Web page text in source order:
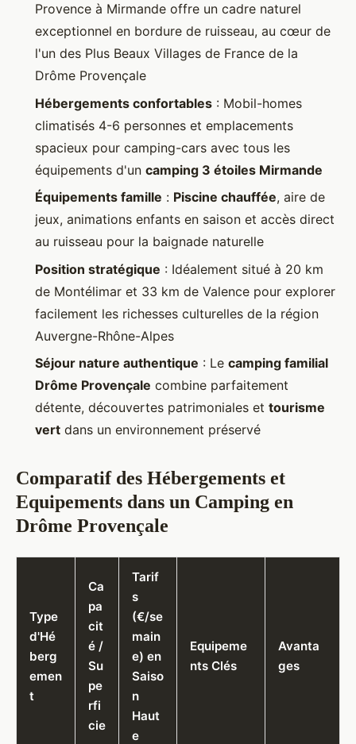
Provence à Mirmande offre un cadre naturel
exceptionnel en bordure de ruisseau, au cœur de
l'un des Plus Beaux Villages de France de la
Drôme Provençale
Hébergements confortables : Mobil-homes
climatisés 4-6 personnes et emplacements
spacieux pour camping-cars avec tous les
équipements d'un camping 3 étoiles Mirmande
Équipements famille : Piscine chauffée, aire de
jeux, animations enfants en saison et accès direct
au ruisseau pour la baignade naturelle
Position stratégique : Idéalement situé à 20 km
de Montélimar et 33 km de Valence pour explorer
facilement les richesses culturelles de la région
Auvergne-Rhône-Alpes
Séjour nature authentique : Le camping familial
Drôme Provençale combine parfaitement
détente, découvertes patrimoniales et tourisme
vert dans un environnement préservé
Comparatif des Hébergements et
Equipements dans un Camping en
Drôme Provençale
Type
d'Hé
berg
emen
t
Ca
pa
cit
é /
Su
pe
rfi
cie
Tarif
s
(€/se
main
e) en
Saiso
n
Haut
e
Equipeme
nts Clés
Avanta
ges